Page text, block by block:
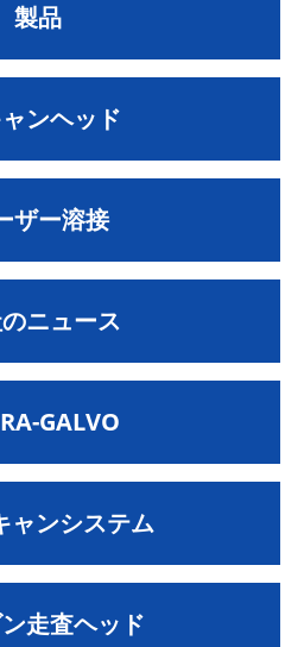
製品
ンヘッド
ザー溶接
ニュース
GALVO
ャンシステム
走査ヘッド